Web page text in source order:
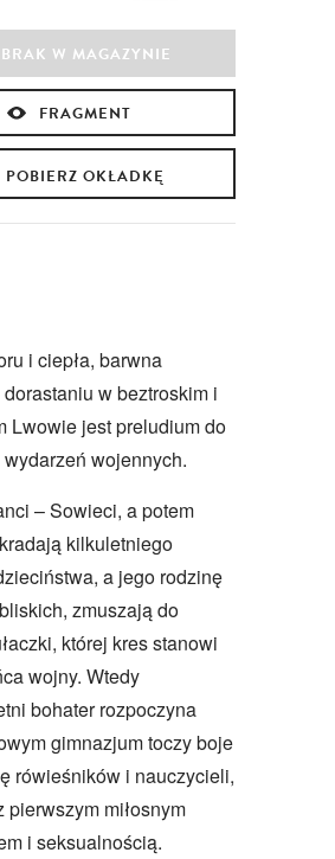
BRAK W MAGAZYNIE
FRAGMENT
POBIERZ OKŁADKĘ
i ciepła, barwna
w beztroskim i
Lwowie jest preludium do
wojennych.
– Sowieci, a potem
kilkuletniego
a jego rodzinę
zmuszają do
której kres stanowi
wojny. Wtedy
bohater rozpoczyna
gimnazjum toczy boje
rówieśników i nauczycieli,
pierwszym miłosnym
i seksualnością.